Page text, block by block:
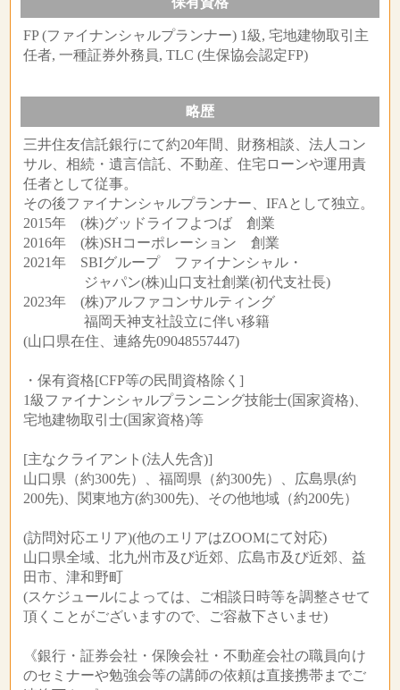
FP (ファイナンシャルプランナー) 1級, 宅地建物取引主
任者, 一種証券外務員, TLC (生保協会認定FP)
略歴
三井住友信託銀行にて約20年間、財務相談、法人コン
サル、相続・遺言信託、不動産、住宅ローンや運用責
任者として従事。
その後ファイナンシャルプランナー、IFAとして独立。
2015年 (株)グッドライフよつば 創業
2016年 (株)SHコーポレーション 創業
2021年 SBIグループ ファイナンシャル・
ジャパン(株)山口支社創業(初代支社長)
2023年 (株)アルファコンサルティング
福岡天神支社設立に伴い移籍
(山口県在住、連絡先09048557447)
・保有資格[CFP等の民間資格除く]
1級ファイナンシャルプランニング技能士(国家資格)、
宅地建物取引士(国家資格)等
[主なクライアント(法人先含)]
山口県（約300先）、福岡県（約300先）、広島県(約
200先)、関東地方(約300先)、その他地域（約200先）
(訪問対応エリア)(他のエリアはZOOMにて対応)
山口県全域、北九州市及び近郊、広島市及び近郊、益
田市、津和野町
(スケジュールによっては、ご相談日時等を調整させて
頂くことがございますので、ご容赦下さいませ)
《銀行・証券会社・保険会社・不動産会社の職員向け
のセミナーや勉強会等の講師の依頼は直接携帯までご